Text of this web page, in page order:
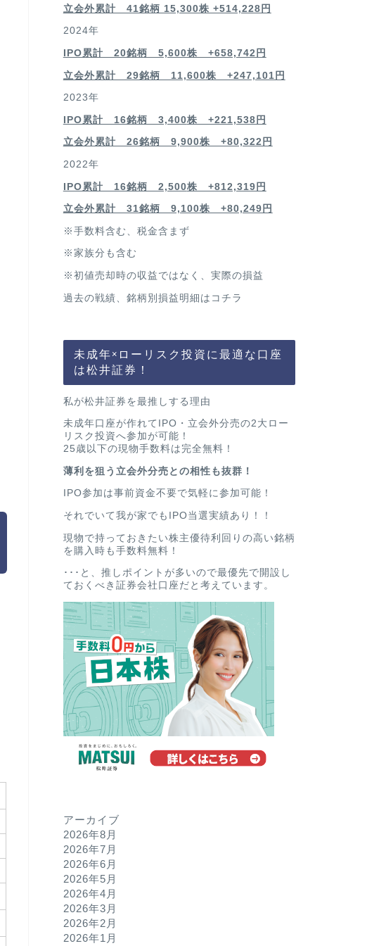
立会外累計 41銘柄 15,300株 +514,228円
2024年
IPO累計 20銘柄 5,600株 +658,742円
立会外累計 29銘柄 11,600株 +247,101円
2023年
IPO累計 16銘柄 3,400株 +221,538円
立会外累計 26銘柄 9,900株 +80,322円
2022年
IPO累計 16銘柄 2,500株 +812,319円
立会外累計 31銘柄 9,100株 +80,249円
※手数料含む、税金含まず
※家族分も含む
※初値売却時の収益ではなく、実際の損益
過去の戦績、銘柄別損益明細は コチラ
未成年×ローリスク投資に最適な口座
は松井証券！
私が松井証券を最推しする理由
未成年口座が作れてIPO・立会外分売の2大ロー
リスク投資へ参加が可能！
25歳以下の現物手数料は完全無料！
薄利を狙う立会外分売との相性も抜群！
IPO参加は事前資金不要で気軽に参加可能！
それでいて我が家でもIPO当選実績あり！！
現物で持っておきたい株主優待利回りの高い銘柄
を購入時も手数料無料！
･･･と、推しポイントが多いので最優先で開設し
ておくべき証券会社口座だと考えています。
アーカイブ
2026年8月
2026年7月
2026年6月
2026年5月
2026年4月
2026年3月
2026年2月
2026年1月